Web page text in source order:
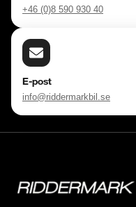
+46 (0)8 590 930 40
E-post
info@riddermarkbil.se